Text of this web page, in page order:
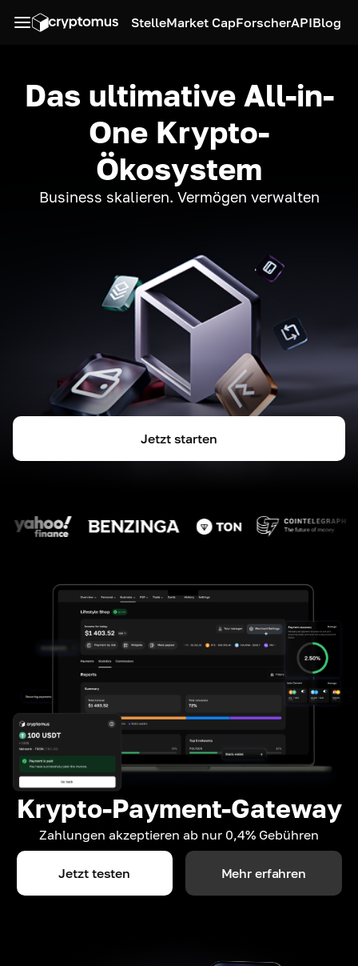
StelleMarket CapForscherAPIBlog
Das ultimative All-in-
One Krypto-
Ökosystem
Business skalieren. Vermögen verwalten
Jetzt starten
Krypto-Payment-Gateway
Zahlungen akzeptieren ab nur 0,4% Gebühren
Jetzt testen Mehr erfahren